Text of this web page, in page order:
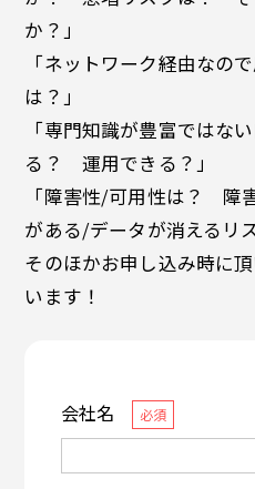
か？」
「ネットワーク経由なの
は？」
「専門知識が豊富ではな
る？ 運用できる？」
「障害性/可用性は？ 障
がある/データが消えるリ
そのほかお申し込み時に
います！